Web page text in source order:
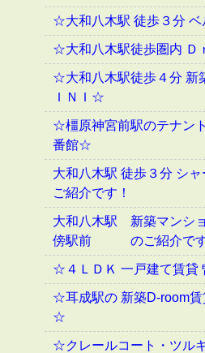
☆大和八木駅 徒歩３分
☆大和八木駅徒歩圏内
☆大和八木駅徒歩４分 新
ＩＮＩ☆
☆橿原神宮前駅のテナン
番館☆
大和八木駅 徒歩３分 シ
ご紹介です！
大和八木駅 新築マンシ
傍駅前 のご紹介で
☆４ＬＤＫ 一戸建て賃貸
☆耳成駅の 新築D-room
☆
☆クレールコート・ツル